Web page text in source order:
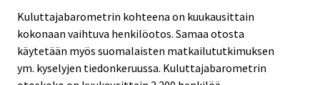
Kuluttajabarometrin kohteena on kuukausittain
kokonaan vaihtuva henkilöotos. Samaa otosta
käytetään myös suomalaisten matkailututkimuksen
ym. kyselyjen tiedonkeruussa. Kuluttajabarometrin